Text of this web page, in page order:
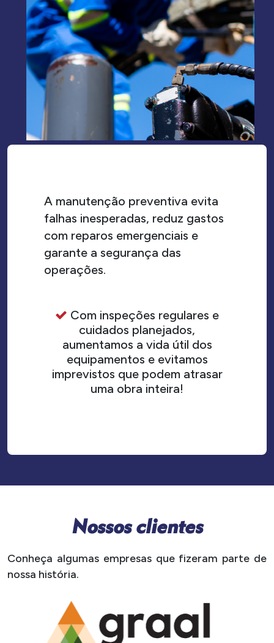
A manutenção preventiva evita
falhas inesperadas, reduz gastos
com reparos emergenciais e
garante a segurança das
operações.
Com inspeções regulares e
cuidados planejados,
aumentamos a vida útil dos
equipamentos e evitamos
imprevistos que podem atrasar
uma obra inteira!
Nossos clientes
Conheça algumas empresas que fizeram parte de
nossa história.